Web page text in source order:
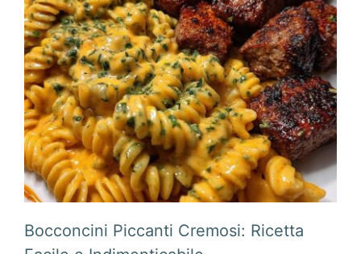
Bocconcini Piccanti Cremosi: Ricetta